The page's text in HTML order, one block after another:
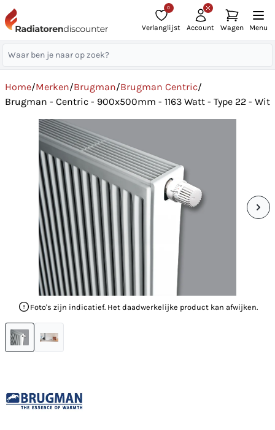
0
Verlanglijst Account Wagen Menu
Home/Merken/Brugman/Brugman Centric/
Brugman - Centric - 900x500mm - 1163 Watt - Type 22 - Wit
Foto's zijn indicatief. Het daadwerkelijke product kan afwijken.